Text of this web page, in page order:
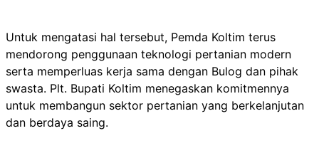
Untuk mengatasi hal tersebut, Pemda Koltim terus
mendorong penggunaan teknologi pertanian modern
serta memperluas kerja sama dengan Bulog dan pihak
swasta. Plt. Bupati Koltim menegaskan komitmennya
untuk membangun sektor pertanian yang berkelanjutan
dan berdaya saing.